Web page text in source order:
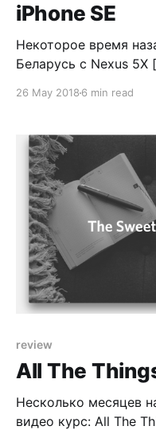
iPhone SE
Некоторое время
Беларусь с Nexus
камера неплохая, но
нет привычного для
написал о том, что
26 May 2018 6 min read
review
All The
Несколько месяцев
видео курс: All The